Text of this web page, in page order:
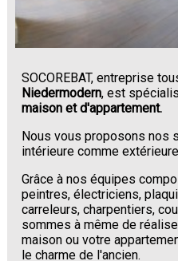
SOCOREBAT, entreprise
Niedermodern, est
maison et d'appartement.
Nous vous proposons nos
intérieure comme
Grâce à nos équipes
peintres, électriciens,
carreleurs, charpentiers,
sommes à même de
maison ou votre
le charme de l'ancien.